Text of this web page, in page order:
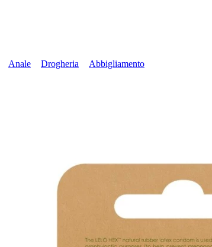
Anale Drogheria
Abbigliamento